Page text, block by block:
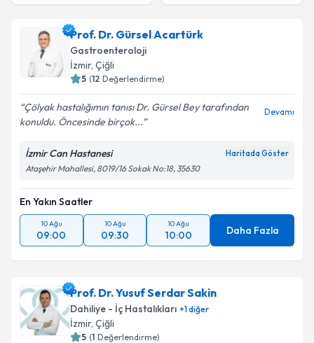
Prof. Dr. Gürsel Acartürk
Gastroenteroloji
İzmir, Çiğli
5 (12 Değerlendirme)
Çölyak hastalığımın tanısı Dr. Gürsel Bey tarafından
konuldu. Öncesinde birçok...
Devamı
İzmir Can Hastanesi Haritada Göster
Ataşehir Mahallesi, 8019/16 Sokak No:18, 35630
En Yakın Saatler
10 Ağu
09:00
10 Ağu
09:30
10 Ağu
10:00 Daha Fazla
Prof. Dr. Yusuf Serdar Sakin
Dahiliye - İç Hastalıkları +1diğer
İzmir, Çiğli
5 (1 Değerlendirme)